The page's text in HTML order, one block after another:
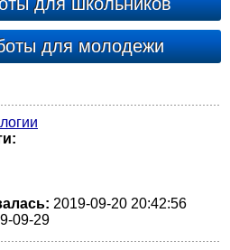
для молодежи
2019-09-20 20:42:56
09-29